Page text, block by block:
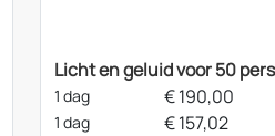
Licht en geluid voor 50
1 dag €190,00
1 dag
€157,02